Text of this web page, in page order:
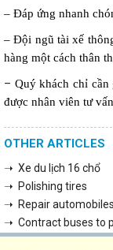
– Đáp ứng nhanh
– Đội ngũ tài xế
hàng một cách thân
– Quý khách chỉ
được nhân viên tư
OTHER ARTICLES
➝ Xe du lịch 16 chổ
➝ Polishing tires
➝ Repair
➝ Contract buses to